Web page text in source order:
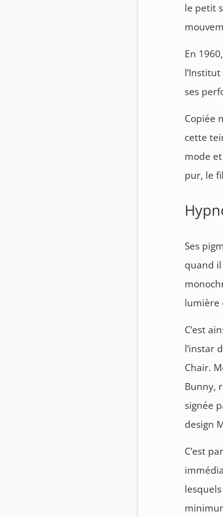
le petit
En
ses
Copiée
cette
mode
pur, le
Ses
quand il
lumière
C’est
l’instar
Chair.
Bunny,
signée
design
C’est